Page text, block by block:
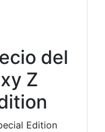
del
Z
Edition